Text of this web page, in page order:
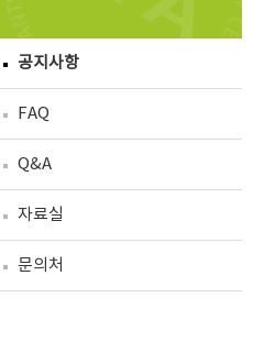
공지사항
FAQ
Q&A
자료실
문의처